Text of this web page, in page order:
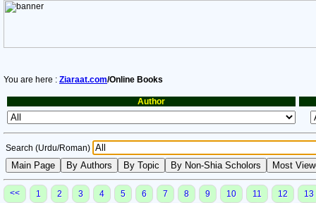
You are here : Ziaraat.com/Online Books
Author
Search (Urdu/Roman)
<< 1 2 3 4 5 6 7 8 9 10 11 12
13